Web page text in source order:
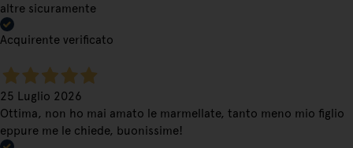
altre sicuramente
Acquirente verificato
25 Luglio 2026
Ottima, non ho mai amato le marmellate, tanto meno mio figlio
eppure me le chiede, buonissime!